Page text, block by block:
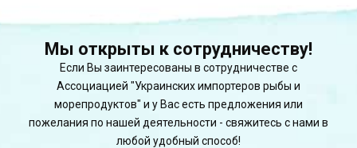
Мы открыты к сотрудничеству!
Если Вы заинтересованы в сотрудничестве с
Ассоциацией "Украинских импортеров рыбы и
морепродуктов" и у Вас есть предложения или
пожелания по нашей деятельности - свяжитесь с нами в
любой удобный способ!